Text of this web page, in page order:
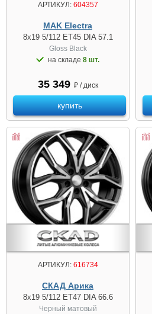
АРТИКУЛ:604357
MAK Electra
8x19 5/112 ET45 DIA 57.1
Gloss Black
на складе 8 шт.
35 349 ₽ / диск
купить
АРТИКУЛ:616734
СКАД Арика
8x19 5/112 ET47 DIA 66.6
Черный матовый